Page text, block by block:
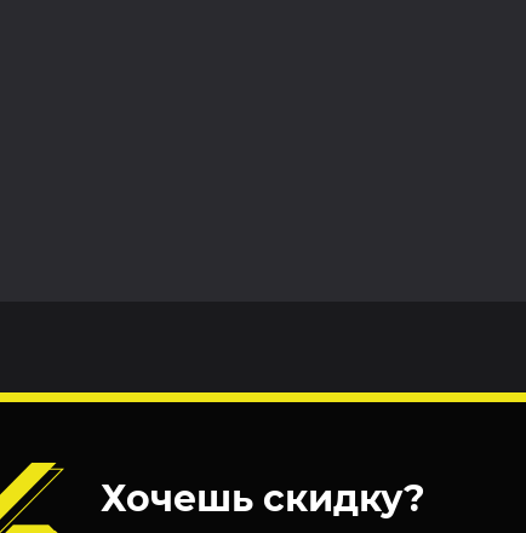
Хочешь скидку?